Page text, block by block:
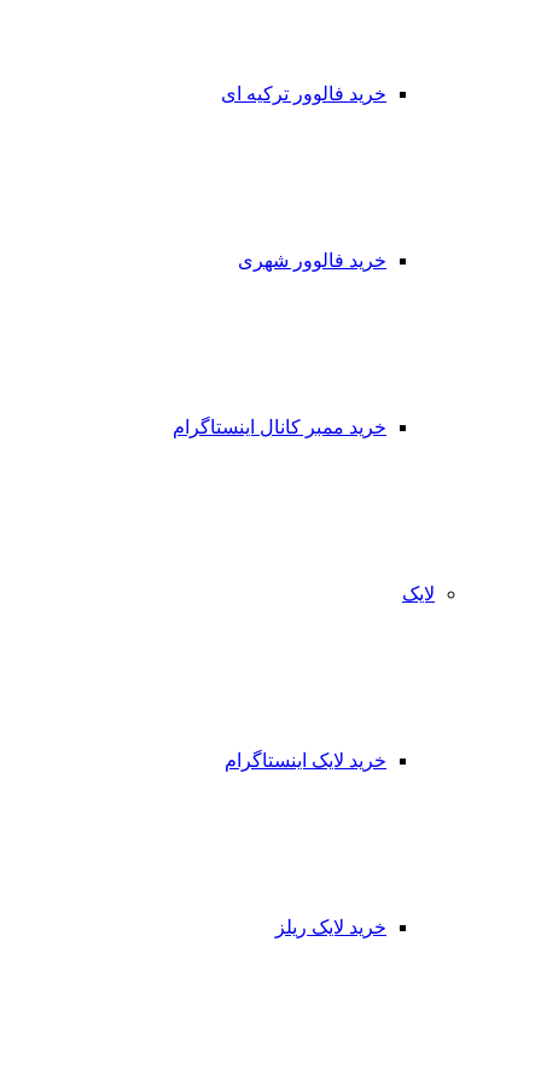
خرید فالوور ترکیه ای
خرید فالوور شهری
خرید ممبر کانال اینستاگرام
لایک
خرید لایک اینستاگرام
خرید لایک ریلز